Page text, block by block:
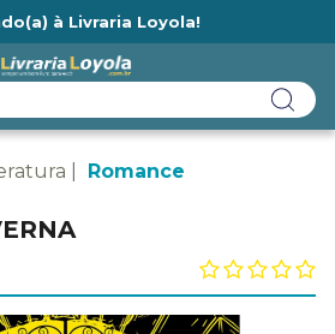
à Livraria Loyola!
Romance